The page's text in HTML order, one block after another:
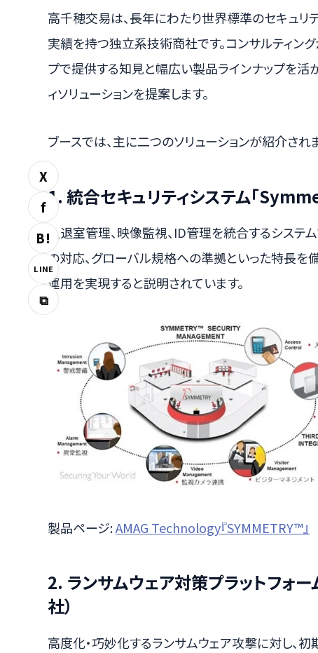
X
f
B!
LINE
⧉
高千穂交易は、長年にわたり世界標準のセキュリ
実績を持つ独立系技術商社です。コンサルティング
プで提供する知見と幅広い製品ラインナップを活
ィソリューションを提案します。
ブースでは、主に二つのソリューションが紹介され
1. 統合セキュリティシステム「
入退室管理、映像監視、ID管理を統合するシステ
の対応、グローバル規格への準拠といった特長を
運用を実現すると説明されています。
製品ページ:AMAG Technology『SYMMETRY™』
2. ランサムウェア対策プラットフォ
社）
高度化・巧妙化するランサムウェア攻撃に対し、